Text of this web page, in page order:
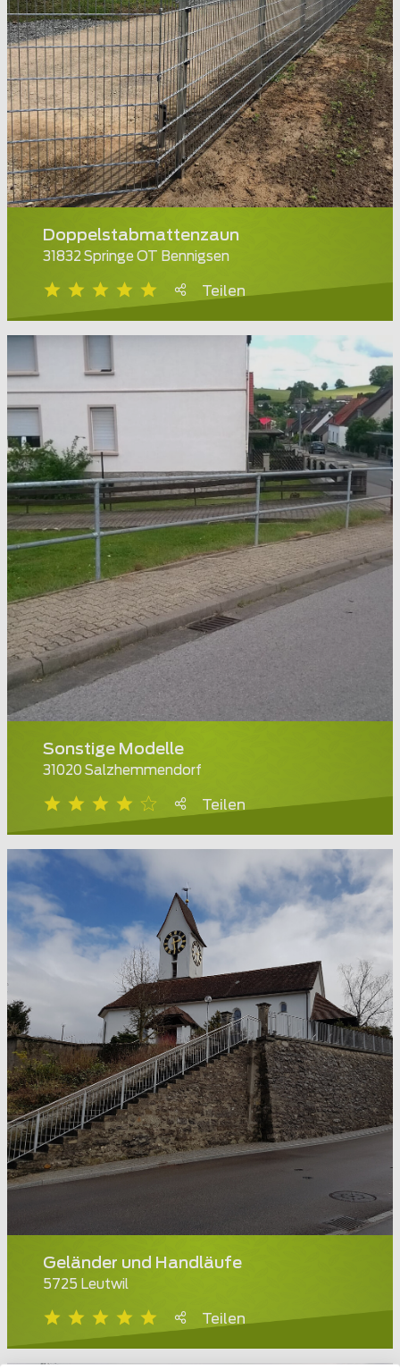
Doppelstabmattenzaun
31832 Springe OT Bennigsen
Teilen
Sonstige Modelle
31020 Salzhemmendorf
Teilen
Geländer und Handläufe
5725 Leutwil
Teilen